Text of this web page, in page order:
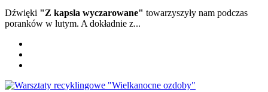
Dźwięki "Z kapsla wyczarowane" towarzyszyły nam podczas
poranków w lutym. A dokładnie z...